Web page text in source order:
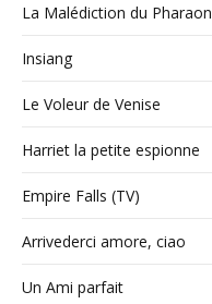
La Malédiction du Pharaon
Insiang
Le Voleur de Venise
Harriet la petite espionne
Empire Falls (TV)
Arrivederci amore, ciao
Un Ami parfait